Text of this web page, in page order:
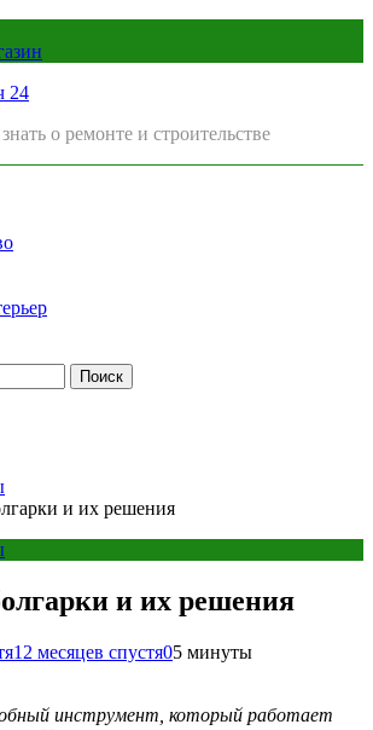
о ремонте и строительстве
и их решения
и их решения
12 месяцев спустя05 минуты
инструмент, который работает